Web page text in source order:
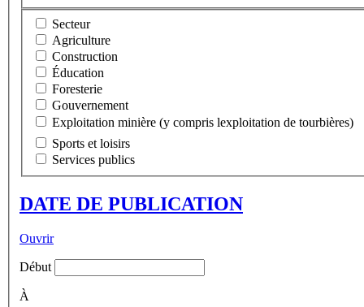
Secteur
Agriculture
Construction
Éducation
Foresterie
Gouvernement
Exploitation minière (y compris lexploitation de tourbières)
Sports et loisirs
Services publics
DATE DE PUBLICATION
Ouvrir
Début
À